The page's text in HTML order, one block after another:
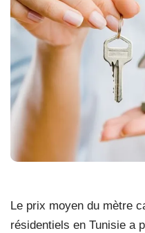
Le prix moyen du mètre
résidentiels en Tunisie a